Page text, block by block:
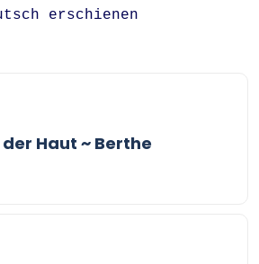
erschienen
Haut ~ Berthe